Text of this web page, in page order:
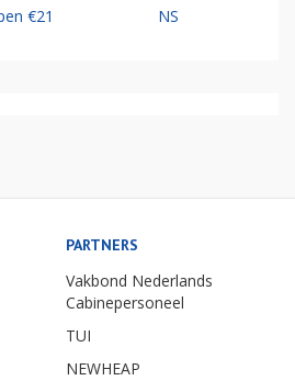
€21 NS
PARTNERS
Vakbond Nederlands
Cabinepersoneel
TUI
NEWHEAP